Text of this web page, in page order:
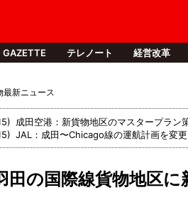
GAZETTE テレノート 経営改革
最新ニュース
成田空港：新貨物地区のマスタープラン
JAL：成田〜Chicago線の運航計画を変更
田の国際線貨物地区に